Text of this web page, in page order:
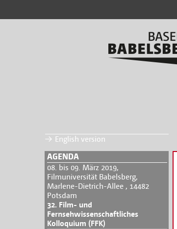
English version
AGENDA
08. bis 09. März 2019,
Filmuniversität Babelsberg,
Marlene-Dietrich-Allee , 14482
Potsdam
32. Film- und
Fernsehwissenschaftliches
Kolloquium (FFK)